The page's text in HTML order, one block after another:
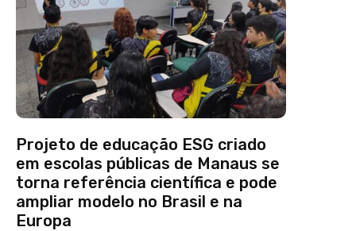
Projeto de educação ESG criado
em escolas públicas de Manaus se
torna referência científica e pode
ampliar modelo no Brasil e na
Europa